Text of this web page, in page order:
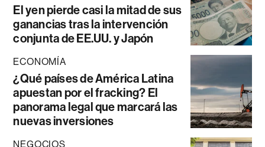
El yen pierde casi la mitad de sus
ganancias tras la intervención
conjunta de EE.UU. y Japón
ECONOMÍA
¿Qué países de América Latina
apuestan por el fracking? El
panorama legal que marcará las
nuevas inversiones
NEGOCIOS